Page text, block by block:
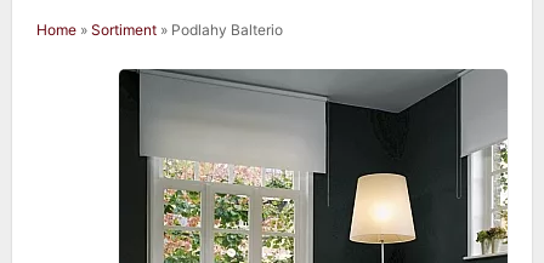
Jste zde
Home » Sortiment » Podlahy Balterio